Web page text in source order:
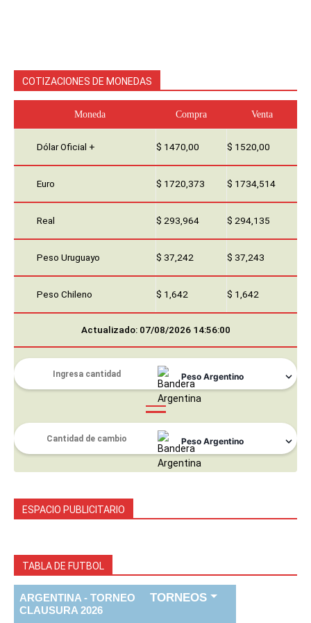
COTIZACIONES DE MONEDAS
Moneda Compra Venta
Dólar Oficial + $ 1470,00 $ 1520,00
Euro $ 1720,373 $ 1734,514
Real $ 293,964 $ 294,135
Peso Uruguayo $ 37,242 $ 37,243
Peso Chileno $ 1,642 $ 1,642
Actualizado: 07/08/2026 14:56:00
ESPACIO PUBLICITARIO
TABLA DE FUTBOL